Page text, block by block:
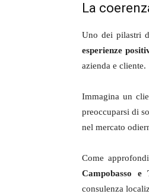
La
Uno dei pilastri
esperienze
azienda e cliente.
Immagina un
preoccuparsi di
nel mercato
Come
Campobasso
consulenza